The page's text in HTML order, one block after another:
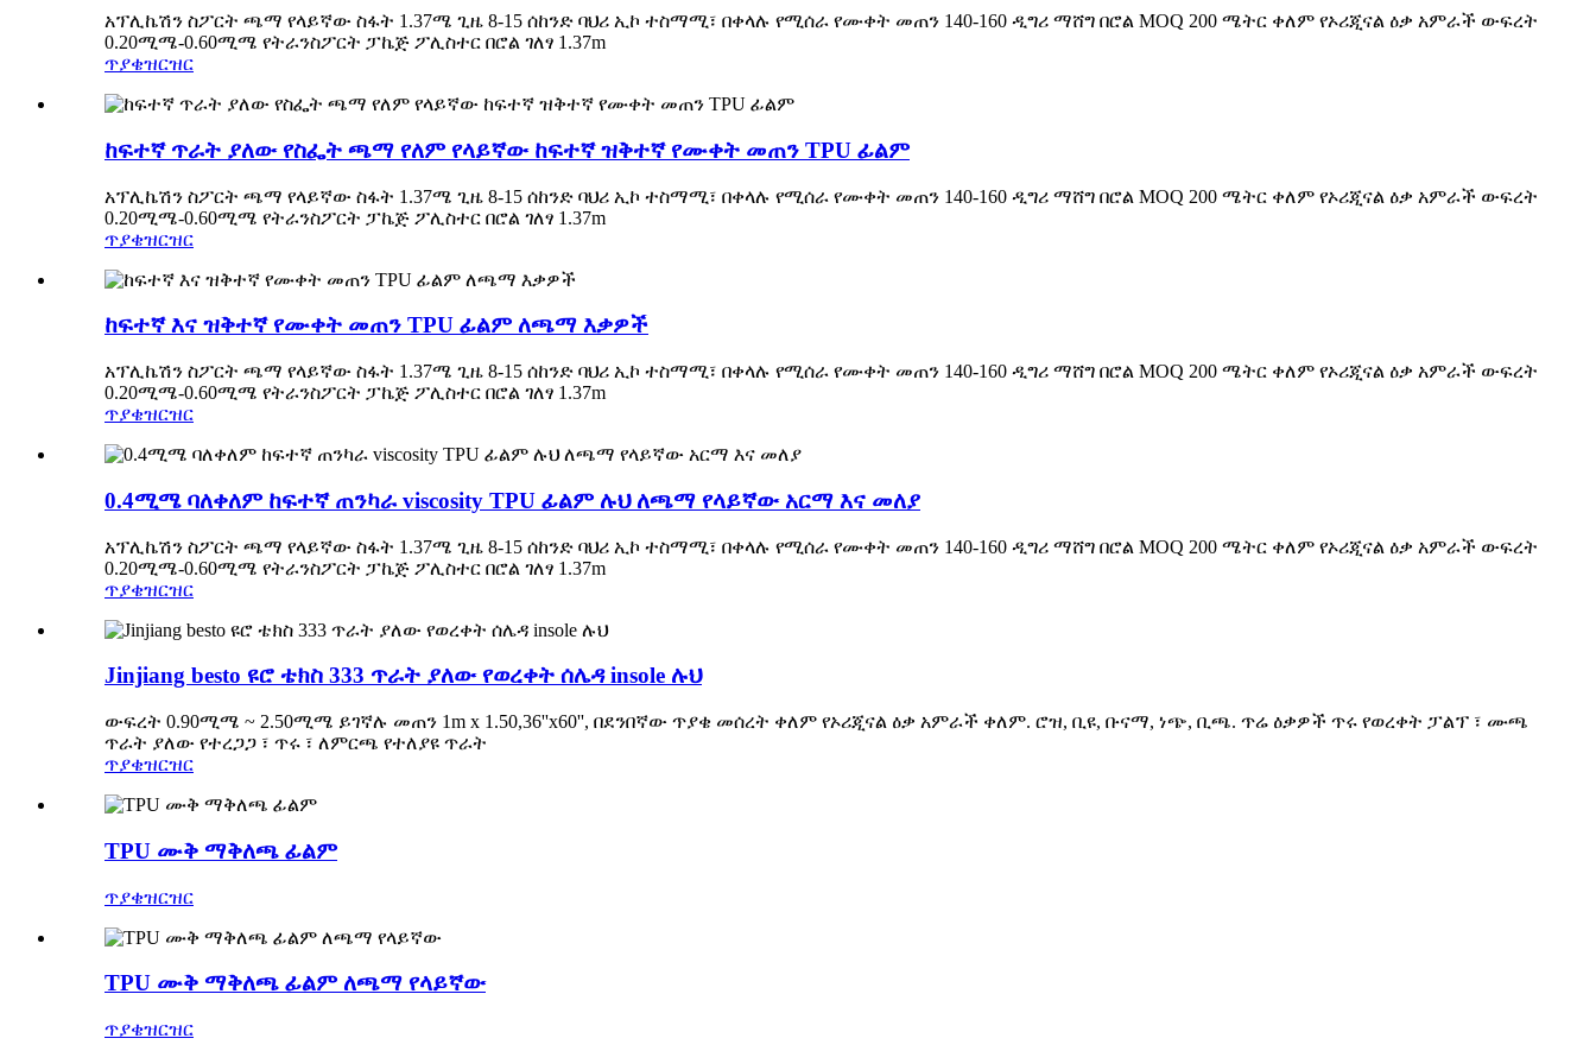
አፕሊኬሽን ስፖርት ጫማ የላይኛው ስፋት 1.37ሜ ጊዜ 8-15 ሰከንድ ባህሪ ኢኮ ተስማሚ፣ በቀላሉ የሚሰራ የሙቀት መጠን 140-160 ዲግሪ ማሸግ በሮል MOQ 200 ሜትር ቀለም የኦሪጂናል ዕቃ አምራች ውፍረት
0.20ሚሜ-0.60ሚሜ የትራንስፖርት ፓኬጅ ፖሊስተር በሮል ገለፃ 1.37m
ጥያቄዝርዝር
ከፍተኛ ጥራት ያለው የስፌት ጫማ የለም የላይኛው ከፍተኛ ዝቅተኛ የሙቀት መጠን TPU ፊልም
አፕሊኬሽን ስፖርት ጫማ የላይኛው ስፋት 1.37ሜ ጊዜ 8-15 ሰከንድ ባህሪ ኢኮ ተስማሚ፣ በቀላሉ የሚሰራ የሙቀት መጠን 140-160 ዲግሪ ማሸግ በሮል MOQ 200 ሜትር ቀለም የኦሪጂናል ዕቃ አምራች ውፍረት
0.20ሚሜ-0.60ሚሜ የትራንስፖርት ፓኬጅ ፖሊስተር በሮል ገለፃ 1.37m
ጥያቄዝርዝር
ከፍተኛ እና ዝቅተኛ የሙቀት መጠን TPU ፊልም ለጫማ እቃዎች
አፕሊኬሽን ስፖርት ጫማ የላይኛው ስፋት 1.37ሜ ጊዜ 8-15 ሰከንድ ባህሪ ኢኮ ተስማሚ፣ በቀላሉ የሚሰራ የሙቀት መጠን 140-160 ዲግሪ ማሸግ በሮል MOQ 200 ሜትር ቀለም የኦሪጂናል ዕቃ አምራች ውፍረት
0.20ሚሜ-0.60ሚሜ የትራንስፖርት ፓኬጅ ፖሊስተር በሮል ገለፃ 1.37m
ጥያቄዝርዝር
0.4ሚሜ ባለቀለም ከፍተኛ ጠንካራ viscosity TPU ፊልም ሉህ ለጫማ የላይኛው አርማ እና መለያ
አፕሊኬሽን ስፖርት ጫማ የላይኛው ስፋት 1.37ሜ ጊዜ 8-15 ሰከንድ ባህሪ ኢኮ ተስማሚ፣ በቀላሉ የሚሰራ የሙቀት መጠን 140-160 ዲግሪ ማሸግ በሮል MOQ 200 ሜትር ቀለም የኦሪጂናል ዕቃ አምራች ውፍረት
0.20ሚሜ-0.60ሚሜ የትራንስፖርት ፓኬጅ ፖሊስተር በሮል ገለፃ 1.37m
ጥያቄዝርዝር
Jinjiang besto ዩሮ ቴክስ 333 ጥራት ያለው የወረቀት ሰሌዳ insole ሉህ
ውፍረት 0.90ሚሜ ~ 2.50ሚሜ ይገኛሉ መጠን 1m x 1.50,36''x60'', በደንበኛው ጥያቄ መሰረት ቀለም የኦሪጂናል ዕቃ አምራች ቀለም. ሮዝ, ቢዩ, ቡናማ, ነጭ, ቢጫ. ጥሬ ዕቃዎች ጥሩ የወረቀት ፓልፕ ፣ ሙጫ
ጥራት ያለው የተረጋጋ ፣ ጥሩ ፣ ለምርጫ የተለያዩ ጥራት
ጥያቄዝርዝር
TPU ሙቅ ማቅለጫ ፊልም
ጥያቄዝርዝር
TPU ሙቅ ማቅለጫ ፊልም ለጫማ የላይኛው
ጥያቄዝርዝር